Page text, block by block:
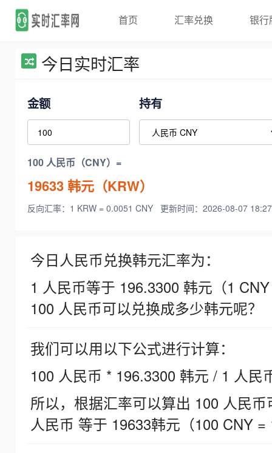
首页 汇率兑换 银行
今日实时汇率
金额 持有
100 人民币（CNY）=
19633韩元（KRW）
反向汇率：1 KRW = 0.0051 CNY 更新时间：2026-08-07
今日人民币兑换韩元汇率为：
1 人民币等于 196.3300 韩元（1
100 人民币可以兑换成多少韩元呢？
我们可以用以下公式进行计算：
100 人民币 * 196.3300 韩元 / 1 人民
所以，根据汇率可以算出 100 人民
人民币 等于 19633韩元（100 CNY =